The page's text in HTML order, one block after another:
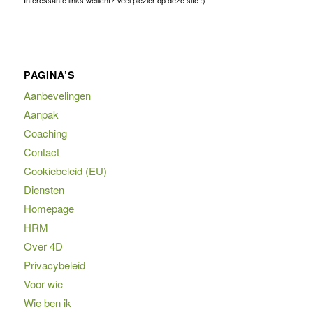
PAGINA’S
Aanbevelingen
Aanpak
Coaching
Contact
Cookiebeleid (EU)
Diensten
Homepage
HRM
Over 4D
Privacybeleid
Voor wie
Wie ben ik